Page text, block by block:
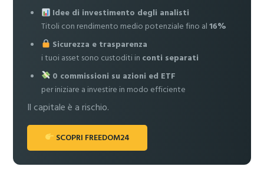
Idee di investimento degli analisti
Titoli con rendimento medio potenziale fino al16%
Sicurezza e trasparenza
i tuoi asset sono custoditi in conti separati
0 commissioni su azioni ed ETF
per iniziare a investire in modo efficiente
Il capitale è a rischio.
SCOPRI FREEDOM24